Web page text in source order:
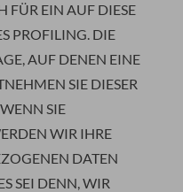
FÜR EIN AUF DIESE
PROFILING. DIE
AUF DENEN EINE
SIE DIESER
SIE
WIR IHRE
DATEN
SEI DENN, WIR